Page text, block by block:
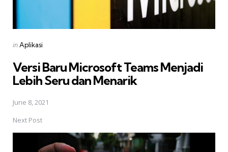
Posted
inAplikasi
Versi Baru Microsoft Teams Menjadi
Lebih Seru dan Menarik
June 8, 2021
Next Post